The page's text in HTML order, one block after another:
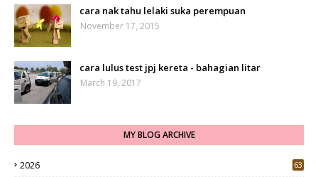
cara nak tahu lelaki suka perempuan
November 17, 2015
cara lulus test jpj kereta - bahagian litar
March 19, 2017
MY BLOG ARCHIVE
2026 63